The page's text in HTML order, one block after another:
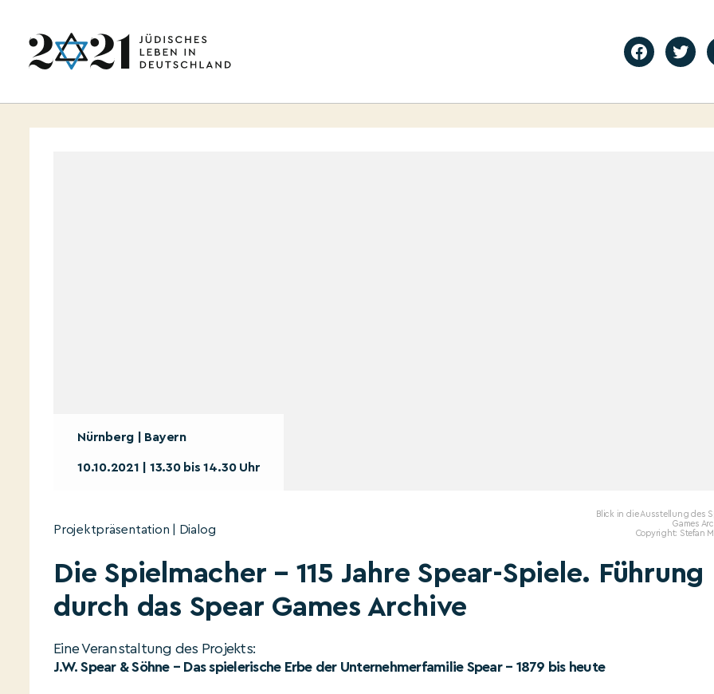
Nürnberg | Bayern
10.10.2021 | 13.30 bis 14.30 Uhr
Blick in die Ausstellung des
Games
Copyright: Stefan
Projektpräsentation | Dialog
Die Spielmacher – 115 Jahre Spear-Spiele. Führung
durch das Spear Games Archive
Eine Veranstaltung des Projekts:
J.W. Spear & Söhne – Das spielerische Erbe der Unternehmerfamilie Spear – 1879 bis heute